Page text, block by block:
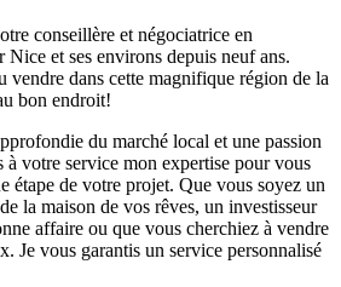
conseillère et négociatrice en
et ses environs depuis neuf ans.
vendre dans cette magnifique région de la
bon endroit!
du marché local et une passion
à votre service mon expertise pour vous
étape de votre projet. Que vous soyez un
la maison de vos rêves, un investisseur
affaire ou que vous cherchiez à vendre
Je vous garantis un service personnalisé